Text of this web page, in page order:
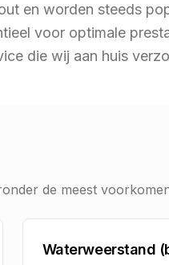
en worden steeds
voor optimale
die wij aan huis
de meest
Waterweerstand